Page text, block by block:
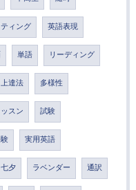
ィング 英語表現
単語 リーディング
上達法 多様性
スン 試験
実用英語
七夕 ラベンダー 通訳